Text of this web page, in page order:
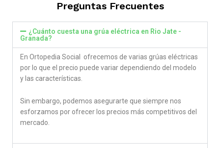
Preguntas Frecuentes
¿Cuánto cuesta una grúa eléctrica en Rio Jate -
Granada?
En Ortopedia Social ofrecemos de varias grúas eléctricas
por lo que el precio puede variar dependiendo del modelo
y las características.
Sin embargo, podemos asegurarte que siempre nos
esforzamos por ofrecer los precios más competitivos del
mercado.